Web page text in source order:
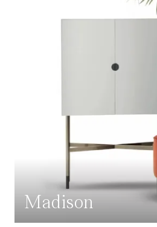
Madison